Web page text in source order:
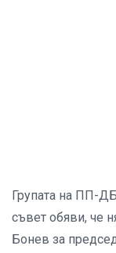
Групата на ПП-
съвет обяви, че
Бонев за